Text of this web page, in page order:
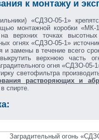
к монтажу и
«СДЗО-05-1»
монтажной коробки «МК-
верхних точках
огнях «СДЗО-05-1»
замены в течение всего
верхнюю часть
огня «СДЗО-
светофильтра
растворяющих и
спирте.